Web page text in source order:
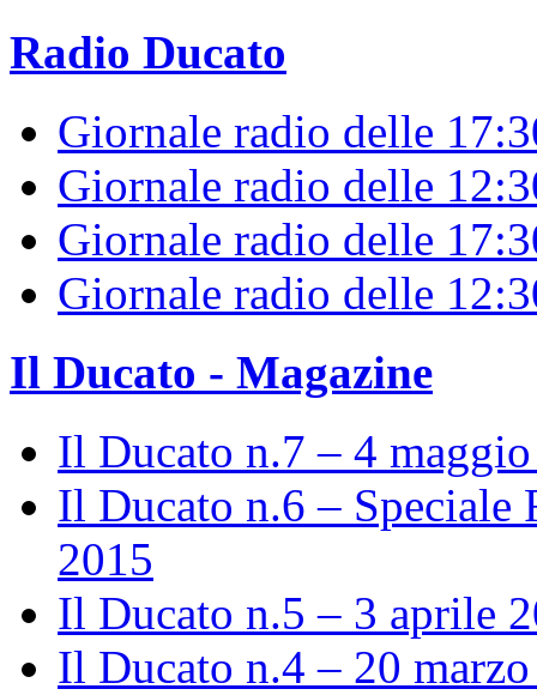
Radio Ducato
Giornale radio delle
Giornale radio delle
Giornale radio delle
Giornale radio delle
Il Ducato - Magazine
Il Ducato n.7 – 4
Il Ducato n.6 – Speciale
2015
Il Ducato n.5 – 3 aprile
Il Ducato n.4 – 20